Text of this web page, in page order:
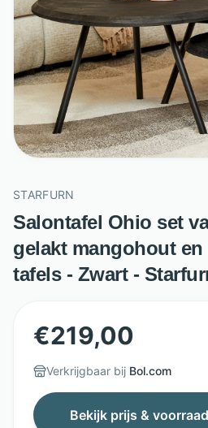
STARFURN
Salontafel Ohio set
gelakt mangohout en
tafels - Zwart -
€219,00
Verkrijgbaar bij Bol.com
Bekijk prijs &